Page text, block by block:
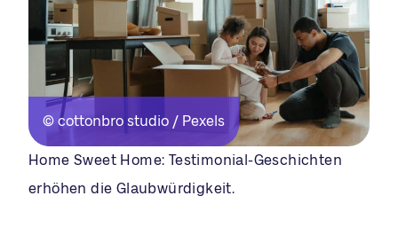
© cottonbro studio / Pexels
Home Sweet Home: Testimonial-Geschichten
erhöhen die Glaubwürdigkeit.